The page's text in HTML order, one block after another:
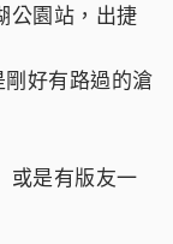
公園站，出捷
好有路過的滄
或是有版友一